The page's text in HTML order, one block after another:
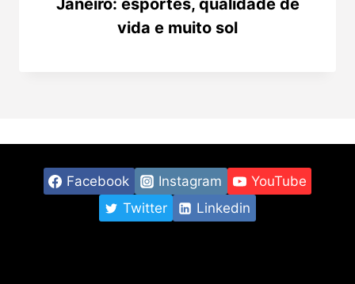
Janeiro: esportes, qualidade de
vida e muito sol
Facebook Instagram
YouTube
Twitter
Linkedin